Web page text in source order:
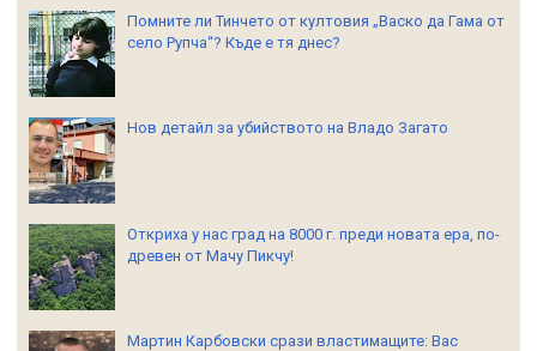
Помните ли Тинчето от култовия „Васко да Гама от
село Рупча“? Къде е тя днес?
Нов детайл за убийството на Владо Загато
Откриха у нас град на 8000 г. преди новата ера, по-
древен от Мачу Пикчу!
Мартин Карбовски срази властимащите: Вас